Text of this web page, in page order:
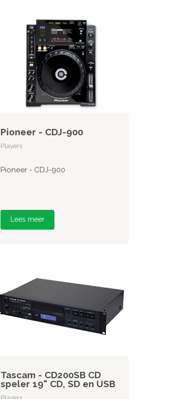
Pioneer - CDJ-900
Players
Pioneer - CDJ-900
Lees meer
Tascam - CD200SB CD
speler 19" CD, SD en USB